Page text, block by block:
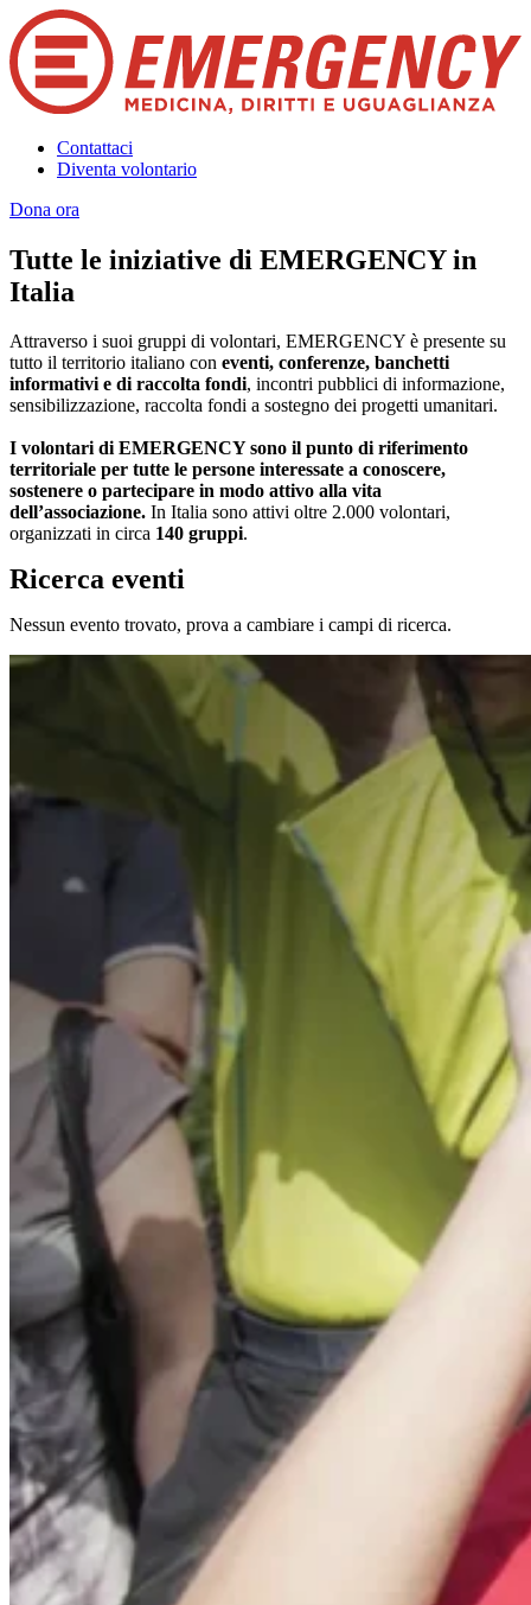
Contattaci
Diventa volontario
Dona ora
Tutte le iniziative di EMERGENCY in
Italia
Attraverso i suoi gruppi di volontari, EMERGENCY è presente su
tutto il territorio italiano con eventi, conferenze, banchetti
informativi e di raccolta fondi, incontri pubblici di informazione,
sensibilizzazione, raccolta fondi a sostegno dei progetti umanitari.
I volontari di EMERGENCY sono il punto di riferimento
territoriale per tutte le persone interessate a conoscere,
sostenere o partecipare in modo attivo alla vita
dell’associazione. In Italia sono attivi oltre 2.000 volontari,
organizzati in circa 140 gruppi.
Ricerca eventi
Nessun evento trovato, prova a cambiare i campi di ricerca.